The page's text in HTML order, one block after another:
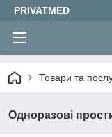
PRIVATMED
Товари та
Одноразові